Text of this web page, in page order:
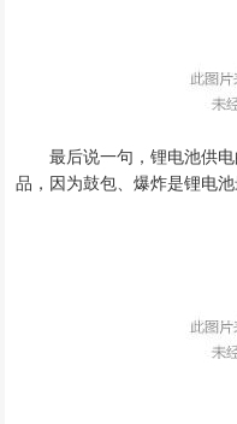
最后说一句 ，锂电池供
品， 因为鼓包、爆炸是锂电